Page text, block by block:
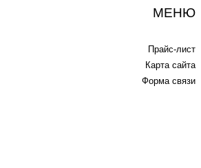
МЕНЮ
Прайс-лист
Карта сайта
Форма связи